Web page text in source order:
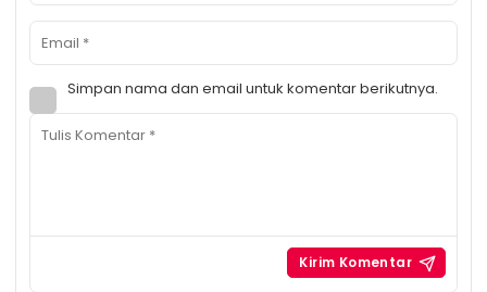
Simpan nama dan email untuk komentar berikutnya.